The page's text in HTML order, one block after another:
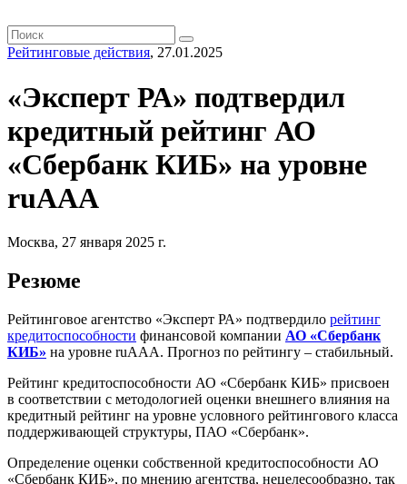
Рейтинговые действия, 27.01.2025
«Эксперт РА» подтвердил
кредитный рейтинг АО
«Сбербанк КИБ» на уровне
ruAAА
Москва, 27 января 2025 г.
Резюме
Рейтинговое агентство «Эксперт РА» подтвердило рейтинг
кредитоспособности финансовой компании АО «Сбербанк
КИБ» на уровне ruAAА. Прогноз по рейтингу – стабильный.
Рейтинг кредитоспособности АО «Сбербанк КИБ» присвоен
в соответствии с методологией оценки внешнего влияния на
кредитный рейтинг на уровне условного рейтингового класса
поддерживающей структуры, ПАО «Сбербанк».
Определение оценки собственной кредитоспособности АО
«Сбербанк КИБ», по мнению агентства, нецелесообразно, так